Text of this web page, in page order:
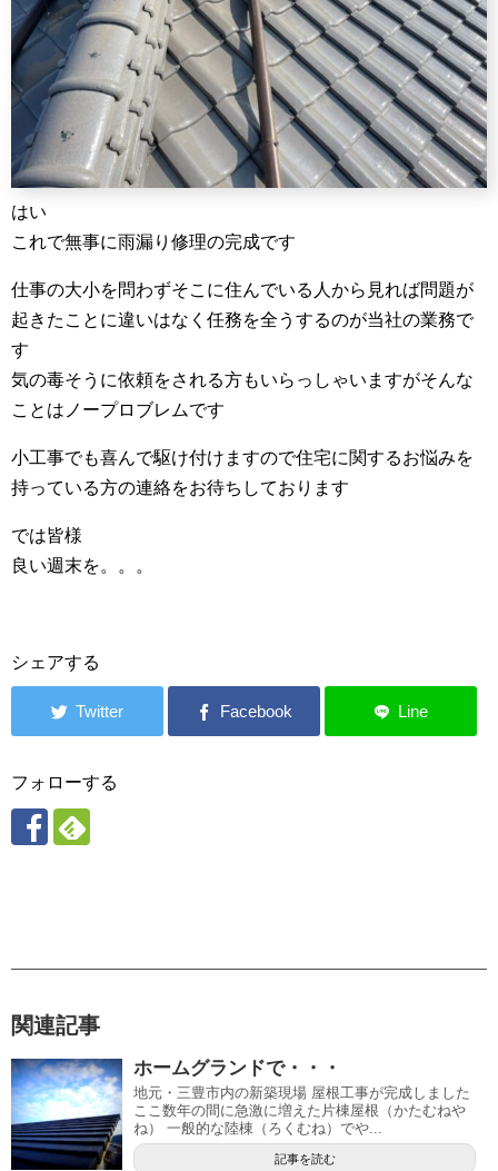
はい
これで無事に雨漏り修理の完成です
仕事の大小を問わずそこに住んでいる人から見れば問題が
起きたことに違いはなく任務を全うするのが当社の業務で
す
気の毒そうに依頼をされる方もいらっしゃいますがそんな
ことはノープロブレムです
小工事でも喜んで駆け付けますので住宅に関するお悩みを
持っている方の連絡をお待ちしております
では皆様
良い週末を。。。
シェアする
フォローする
関連記事
ホームグランドで・・・
地元・三豊市内の新築現場 屋根工事が完成しました
ここ数年の間に急激に増えた片棟屋根（かたむねや
ね） 一般的な陸棟（ろくむね）でや...
記事を読む